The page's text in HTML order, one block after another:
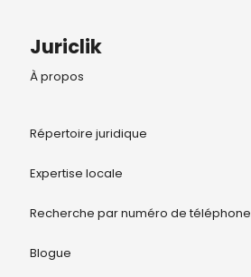
Juriclik
À propos
Répertoire juridique
Expertise locale
Recherche par numéro de téléphone
Blogue